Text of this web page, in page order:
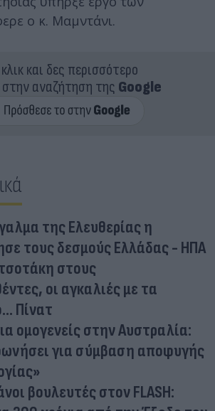
ο κ. Μαμντάνι.
και δες περισσότερο
στην αναζήτηση της Google
της Ελευθερίας η
τους δεσμούς Ελλάδας - ΗΠΑ
στους
οι αγκαλιές με τα
Πίνατ
ομογενείς στην Αυστραλία:
για σύμβαση αποφυγής
βουλευτές στον FLASH: